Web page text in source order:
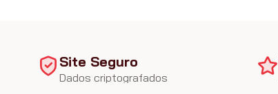
Site Seguro
Dados criptografados